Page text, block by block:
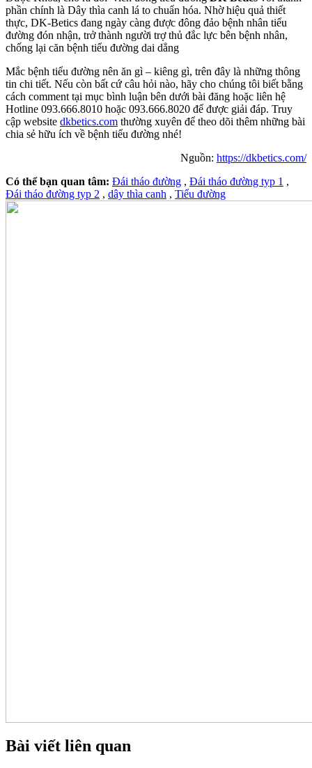
phần chính là Dây thìa canh lá to chuẩn hóa. Nhờ hiệu quả thiết
thực, DK-Betics đang ngày càng được đông đảo bệnh nhân tiểu
đường đón nhận, trở thành người trợ thủ đắc lực bên bệnh nhân,
chống lại căn bệnh tiểu đường dai dẳng
Mắc bệnh tiểu đường nên ăn gì – kiêng gì, trên đây là những thông
tin chi tiết. Nếu còn bất cứ câu hỏi nào, hãy cho chúng tôi biết bằng
cách comment tại mục bình luận bên dưới bài đăng hoặc liên hệ
Hotline 093.666.8010 hoặc 093.666.8020 để được giải đáp. Truy
cập website dkbetics.com thường xuyên để theo dõi thêm những bài
chia sẻ hữu ích về bệnh tiểu đường nhé!
Nguồn: https://dkbetics.com/
Có thể bạn quan tâm: Đái tháo đường , Đái tháo đường typ 1 ,
Đái tháo đường typ 2 , dây thìa canh , Tiểu đường
Bài viết liên quan